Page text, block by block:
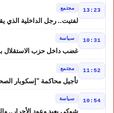
13:23 مجتمع
10:31 سياسة
غضب داخل حزب الاستقلال
11:52 مجتمع
تأجيل محاكمة "إسكوبار
10:54 سياسة
شوكي يعيد وعود الأحرار..